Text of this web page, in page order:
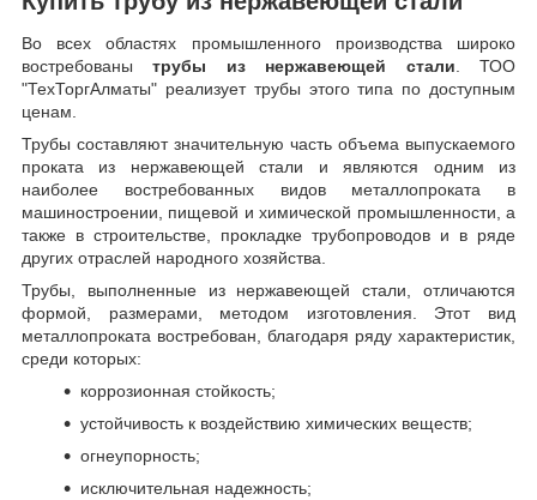
Во всех областях промышленного производства широко
востребованытрубы из нержавеющей стали. ТОО
"ТехТоргАлматы" реализует трубы этого типа по доступным
ценам.
Трубы составляют значительную часть объема выпускаемого
проката из нержавеющей стали и являются одним из
наиболее востребованных видов металлопроката в
машиностроении, пищевой и химической промышленности, а
также в строительстве, прокладке трубопроводов и в ряде
других отраслей народного хозяйства.
Трубы, выполненные из нержавеющей стали, отличаются
формой, размерами, методом изготовления. Этот вид
металлопроката востребован, благодаря ряду характеристик,
среди которых:
коррозионная стойкость;
устойчивость к воздействию химических веществ;
огнеупорность;
исключительная надежность;